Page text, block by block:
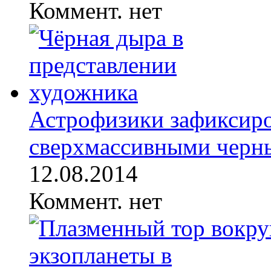
Коммент. нет
Астрофизики
сверхмассивными
12.08.2014
Коммент. нет